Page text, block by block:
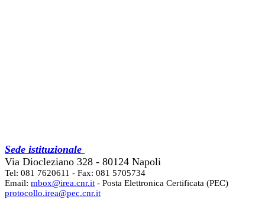
Sede istituzionale
Via Diocleziano 328 - 80124 Napoli
Tel: 081 7620611 - Fax: 081 5705734
Email: mbox@irea.cnr.it - Posta Elettronica Certificata (PEC)
protocollo.irea@pec.cnr.it